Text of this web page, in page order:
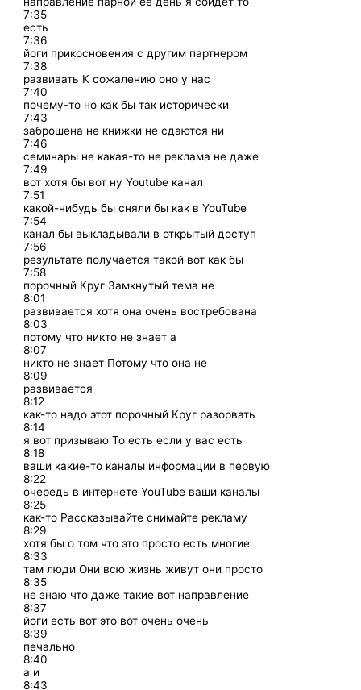
7:35
есть
7:36
йоги прикосновения с другим партнером
7:38
развивать К сожалению оно у нас
7:40
почему-то но как бы так исторически
7:43
заброшена не книжки не сдаются ни
7:46
семинары не какая-то не реклама не даже
7:49
вот хотя бы вот ну Youtube канал
7:51
какой-нибудь бы сняли бы как в YouTube
7:54
канал бы выкладывали в открытый доступ
7:56
результате получается такой вот как бы
7:58
порочный Круг Замкнутый тема не
8:01
развивается хотя она очень востребована
8:03
потому что никто не знает а
8:07
никто не знает Потому что она не
8:09
развивается
8:12
как-то надо этот порочный Круг разорвать
8:14
я вот призываю То есть если у вас есть
8:18
ваши какие-то каналы информации в первую
8:22
очередь в интернете YouTube ваши каналы
8:25
как-то Рассказывайте снимайте рекламу
8:29
хотя бы о том что это просто есть многие
8:33
там люди Они всю жизнь живут они просто
8:35
не знаю что даже такие вот направление
8:37
йоги есть вот это вот очень очень
8:39
печально
8:40
а и
8:43